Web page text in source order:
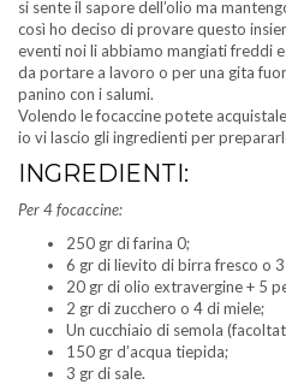
si sente il sapore dell’olio ma
così ho deciso di provare questo
eventi noi li abbiamo mangiati freddi
da portare a lavoro o per una gita
panino con i salumi.
Volendo le focaccine potete
io vi lascio gli ingredienti per
INGREDIENTI:
Per 4 focaccine:
250 gr di farina 0;
6 gr di lievito di birra fresco o
20 gr di olio extravergine + 5
2 gr di zucchero o 4 di miele;
Un cucchiaio di semola
150 gr d’acqua tiepida;
3 gr di sale.